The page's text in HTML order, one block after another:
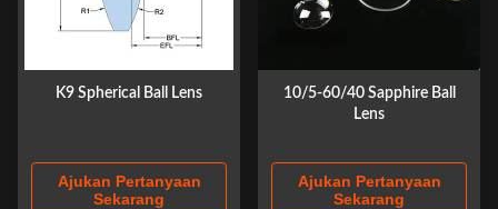
K9 Spherical Ball Lens
Ajukan Pertanyaan
Sekarang
10/5-60/40 Sapphire Ball
Lens
Ajukan Pertanyaan
Sekarang